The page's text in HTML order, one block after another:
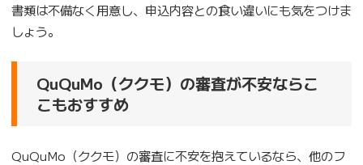
書類は不備なく用意し、申込内容との食い違いにも気をつけま
しょう。
QuQuMo（ククモ）の審査が不安ならこ
こもおすすめ
QuQuMo（ククモ）の審査に不安を抱えているなら、他のフ